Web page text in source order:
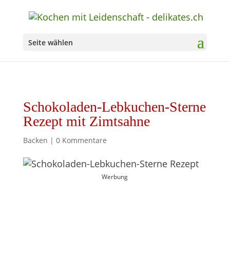
Seite wählen
Schokoladen-Lebkuchen-Sterne
Rezept mit Zimtsahne
Backen | 0 Kommentare
Werbung